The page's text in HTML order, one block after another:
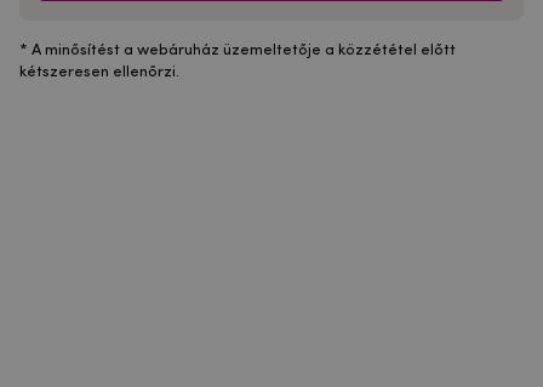
* A minősítést a webáruház üzemeltetője a közzététel előtt
kétszeresen ellenőrzi.